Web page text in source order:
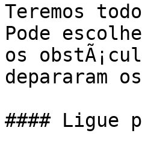
Teremos
Pode
os
depararam
#### Ligue